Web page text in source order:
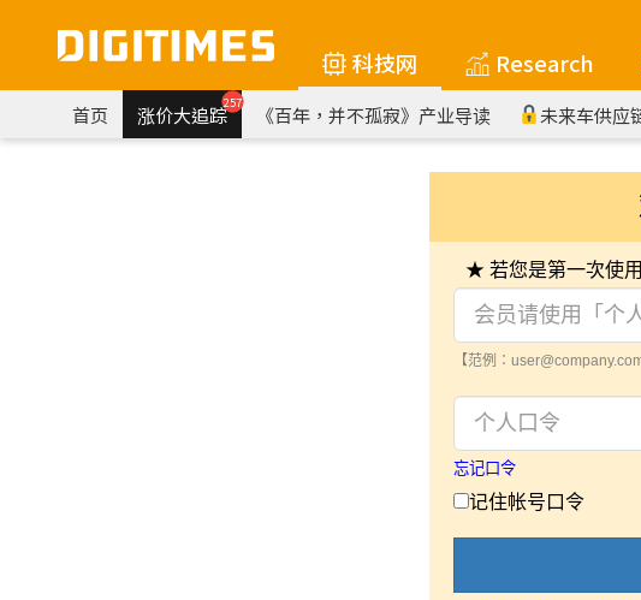
科技网 Research
首页 涨价大追踪257 《百年，并不孤寂》产业导读 未来车供应
★ 若您是第一次使
【范例：user@company.com
忘记口令
记住帐号口令